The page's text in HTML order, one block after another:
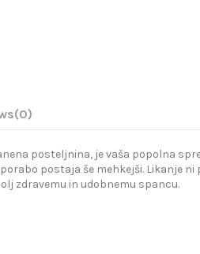
(0)
posteljnina, je vaša popolna
postaja še mehkejši. Likanje
zdravemu in udobnemu spancu.